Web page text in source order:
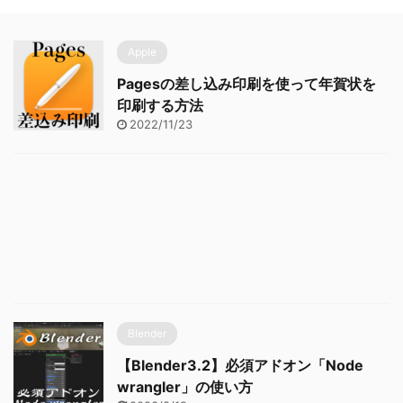
Apple
Pagesの差し込み印刷を使って年賀状を
印刷する方法
2022/11/23
Blender
【Blender3.2】必須アドオン「Node
wrangler」の使い方